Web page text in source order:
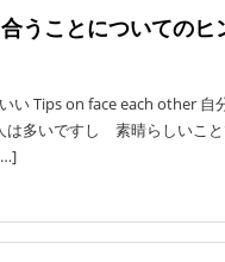
うことについてのヒ
い Tips on face each other 自
いですし 素晴らしいこと